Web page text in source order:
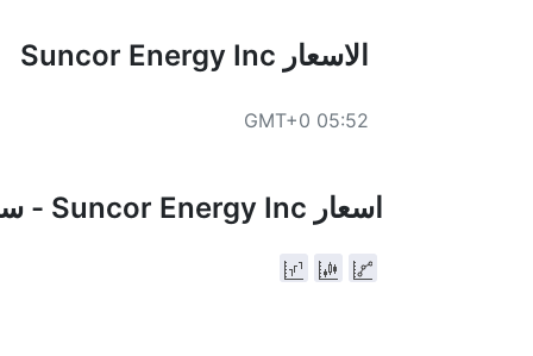
بالقرب من المكان المخصص للبحث (الفلتر)
الاسعار Suncor Energy Inc
05:52 GMT+0
اسعار Suncor Energy Inc - سعر السهم اليوم